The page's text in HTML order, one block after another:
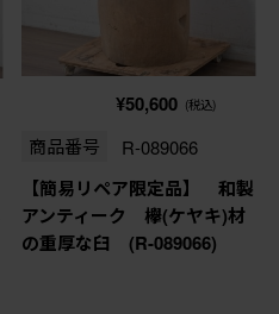
¥50,600 (税込)
商品番号 R-089066
【簡易リペア限定品】 和製
アンティーク 欅(ケヤキ)材
の重厚な臼 (R-089066)